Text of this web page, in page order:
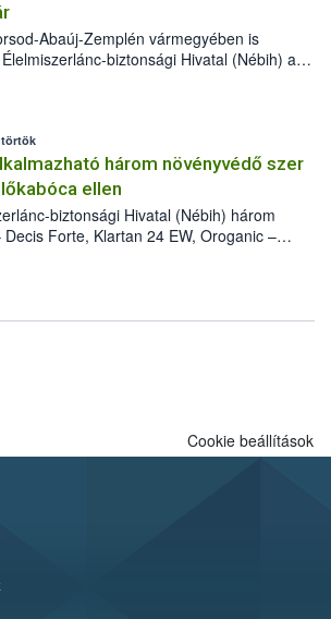
Abaúj-Zemplén vármegyében is
biztonsági Hivatal (Nébih) a
(Agrilus planipennis) jelenlétét. A
találták meg, de már fertőzött
emellett az intézkedéseket a szlovák
a terjedés megállítása érdekében.
három növényvédő szer
ellen
biztonsági Hivatal (Nébih) három
Forte, Klartan 24 EW, Oroganic –
így azok a szüretet követően,
(BBCH 91) stádiumáig
lehetőség a károsító elleni további
is elérhető és ökológiai termesztésben is
Cookie beállítások